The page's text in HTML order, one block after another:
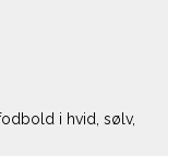
i hvid, sølv,